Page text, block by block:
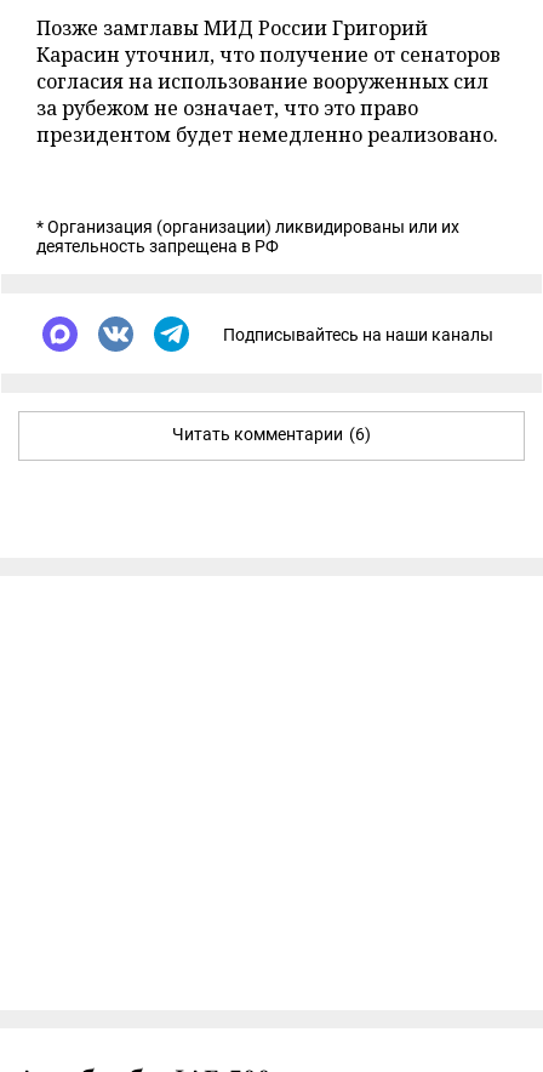
Позже замглавы МИД России Григорий
Карасин уточнил, что получение от сенаторов
согласия на использование вооруженных сил
за рубежом не означает, что это право
президентом будет немедленно реализовано.
* Организация (организации) ликвидированы или их
деятельность запрещена в РФ
Подписывайтесь на наши каналы
Читать комментарии (6)